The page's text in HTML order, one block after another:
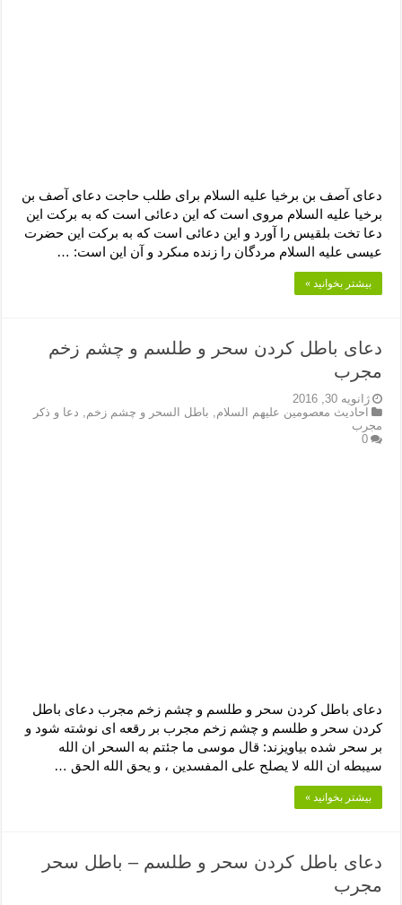
دعاى آصف بن برخیا علیه السلام برای طلب حاجت دعاى آصف بن
برخیا علیه السلام‏ مروى است که این دعائى است که به برکت این
دعا تخت بلقیس را آورد و این دعائى است که به برکت این حضرت
عیسى علیه السلام مردگان را زنده مى‏کرد و آن این است: …
بیشتر بخوانید »
دعای باطل کردن سحر و طلسم و چشم زخم
مجرب
ژانویه 30, 2016
احادیث معصومین علیهم السلام
باطل السحر و چشم زخم
دعا و ذکر
مجرب
0
دعای باطل کردن سحر و طلسم و چشم زخم مجرب دعای باطل
کردن سحر و طلسم و چشم زخم مجرب بر رقعه اى نوشته شود و
بر سحر شده بیاویزند: قال موسى ما جئتم به السحر ان الله
سیبطه ان الله لا یصلح على المفسدین ، و یحق الله الحق …
بیشتر بخوانید »
دعای باطل کردن سحر و طلسم – باطل سحر
مجرب